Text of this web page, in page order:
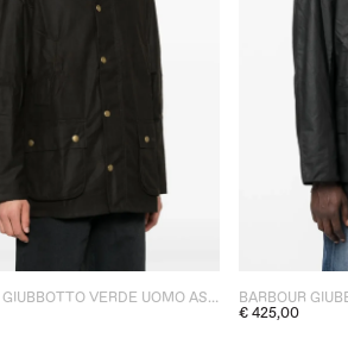
BARBOUR GIUBBOTTO VERDE UOMO ASHBY
€ 425,00